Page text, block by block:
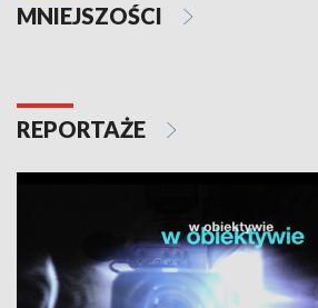
MNIEJSZOŚCI
REPORTAŻE